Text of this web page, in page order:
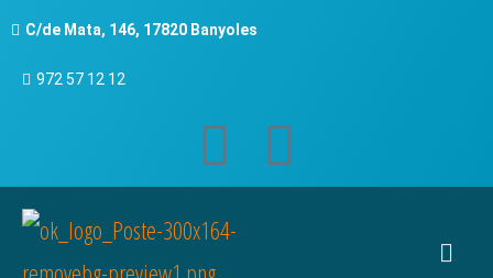
C/de Mata, 146, 17820 Banyoles
972 57 12 12